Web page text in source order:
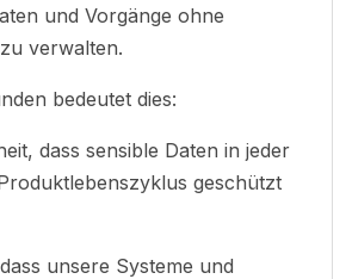
und Vorgänge ohne
verwalten.
bedeutet dies:
dass sensible Daten in jeder
geschützt
unsere Systeme und